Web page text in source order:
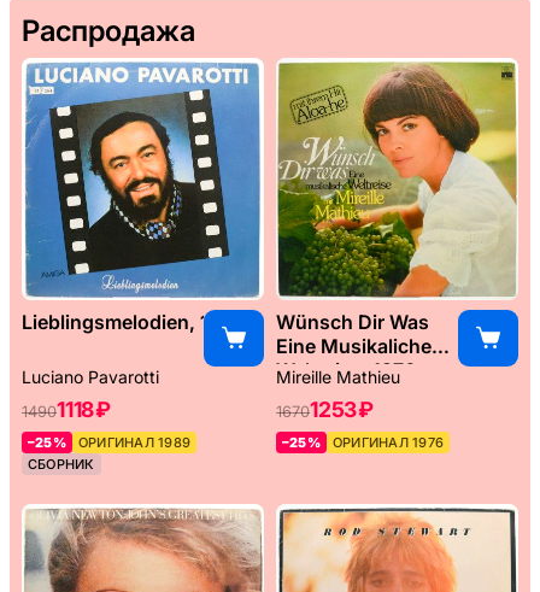
Распродажа
Lieblingsmelodien, 1989
Luciano Pavarotti
14901118 ₽
–25%
ОРИГИНАЛ 1989
СБОРНИК
Wünsch Dir Was
Eine Musikaliche
Weltreise, 1976
Mireille Mathieu
16701253 ₽
–25% ОРИГИНАЛ 1976